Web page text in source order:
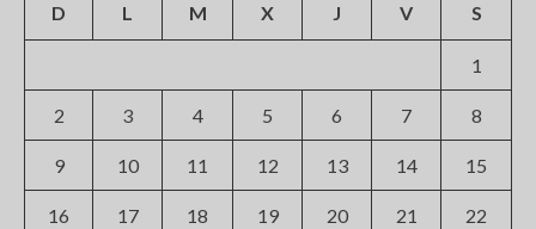
D L M X J V S
1
2 3 4 5 6 7 8
9 10 11 12 13 14 15
16 17 18 19 20 21 22